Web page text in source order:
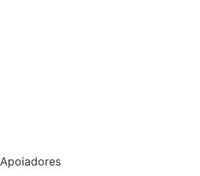
Apoiadores